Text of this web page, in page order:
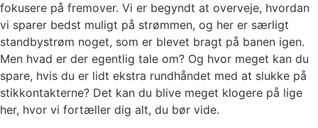
fokusere på fremover. Vi er begyndt at overveje, hvordan
vi sparer bedst muligt på strømmen, og her er særligt
standbystrøm noget, som er blevet bragt på banen igen.
Men hvad er der egentlig tale om? Og hvor meget kan du
spare, hvis du er lidt ekstra rundhåndet med at slukke på
stikkontakterne? Det kan du blive meget klogere på lige
her, hvor vi fortæller dig alt, du bør vide.